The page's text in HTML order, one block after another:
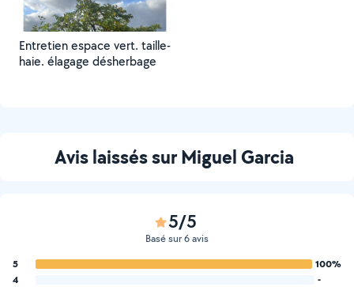
Entretien espace vert. taille-
haie. élagage désherbage
Avis laissés sur Miguel Garcia
5/5
Basé sur 6 avis
5
100%
4
-